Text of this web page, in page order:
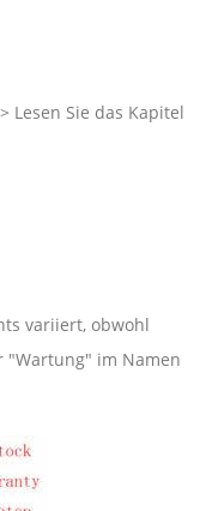
Lesen Sie das Kapitel
variiert, obwohl
"Wartung" im Namen